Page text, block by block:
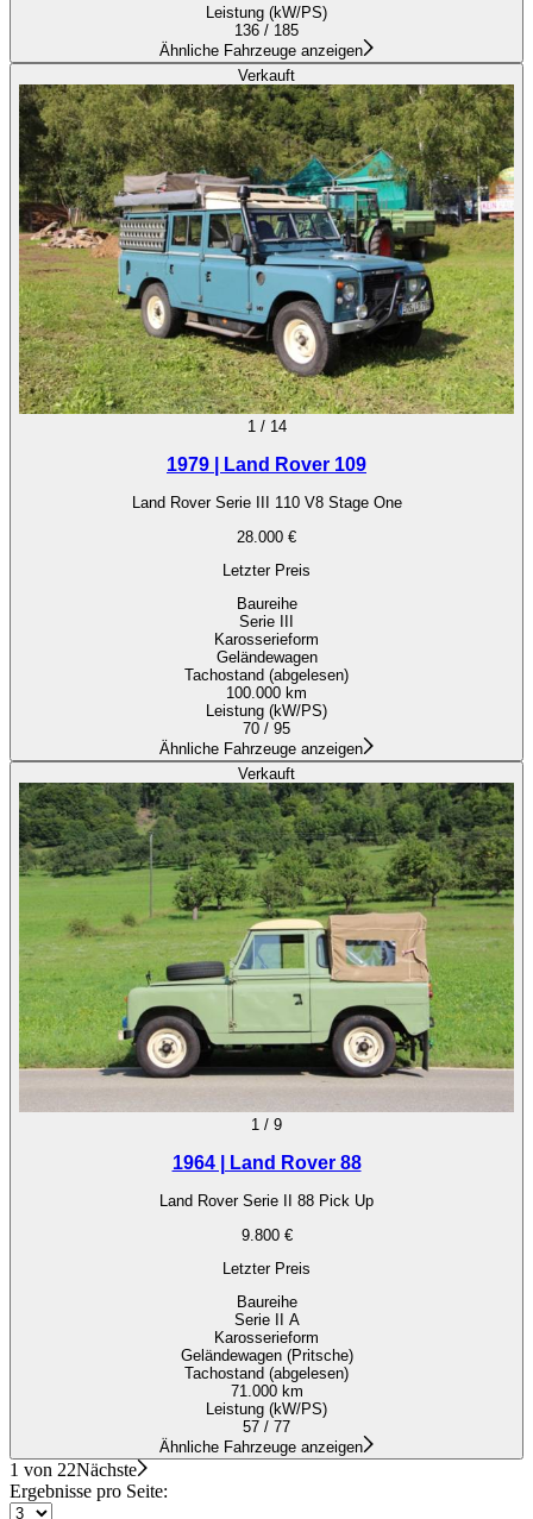
Leistung (kW/PS)
136 / 185
Ähnliche Fahrzeuge anzeigen
Verkauft
1/ 14
1979 | Land Rover 109
Land Rover Serie III 110 V8 Stage One
28.000 €
Letzter Preis
Baureihe
Serie III
Karosserieform
Geländewagen
Tachostand (abgelesen)
100.000 km
Leistung (kW/PS)
70 / 95
Ähnliche Fahrzeuge anzeigen
Verkauft
1 / 9
1964 | Land Rover 88
Land Rover Serie II 88 Pick Up
9.800 €
Letzter Preis
Baureihe
Serie II A
Karosserieform
Geländewagen (Pritsche)
Tachostand (abgelesen)
71.000 km
Leistung (kW/PS)
57 / 77
Ähnliche Fahrzeuge anzeigen
1 von 22Nächste
Ergebnisse pro Seite: